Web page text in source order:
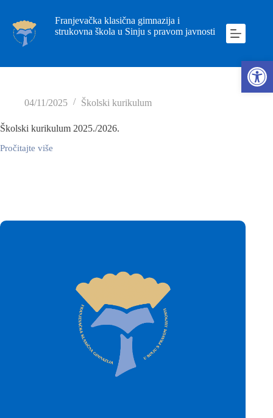
Franjevačka klasična gimnazija i
strukovna škola u Sinju s pravom javnosti
04/11/2025 Školski kurikulum
Školski kurikulum 2025./2026.
Pročitajte više